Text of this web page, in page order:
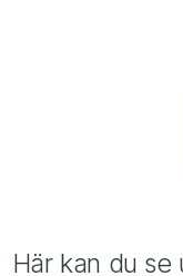
Här kan du